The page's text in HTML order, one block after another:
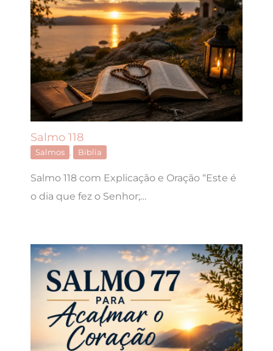
Salmo 118
Salmos , Biblia
Salmo 118 com Explicação e Oração “Este é
o dia que fez o Senhor;…